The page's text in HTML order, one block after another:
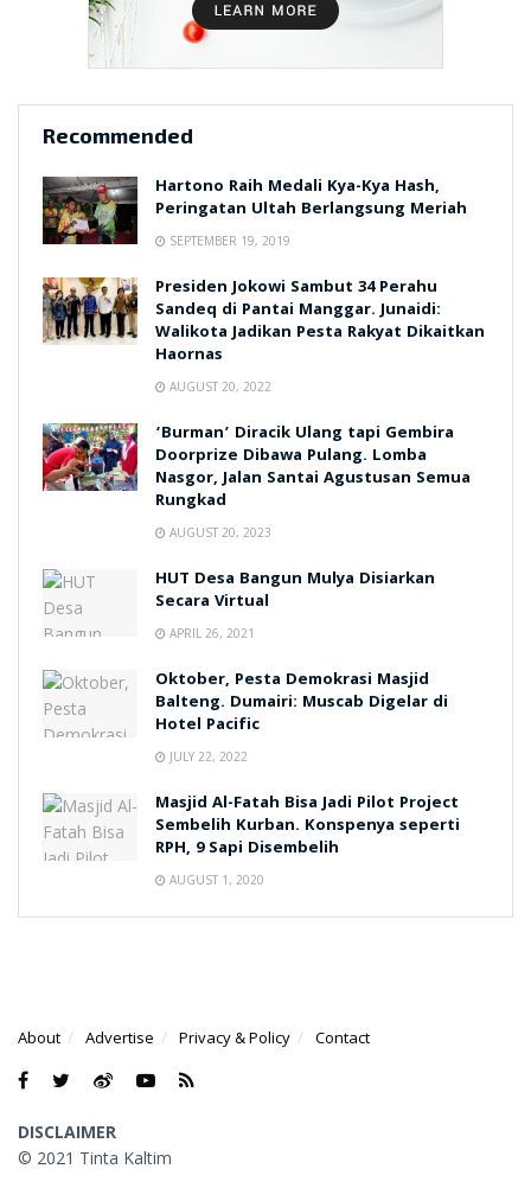
Recommended
Hartono Raih Medali Kya-Kya Hash,
Peringatan Ultah Berlangsung Meriah
SEPTEMBER 19, 2019
Presiden Jokowi Sambut 34 Perahu
Sandeq di Pantai Manggar. Junaidi:
Walikota Jadikan Pesta Rakyat Dikaitkan
Haornas
AUGUST 20, 2022
‘Burman’ Diracik Ulang tapi Gembira
Doorprize Dibawa Pulang. Lomba
Nasgor, Jalan Santai Agustusan Semua
Rungkad
AUGUST 20, 2023
HUT Desa Bangun Mulya Disiarkan
Secara Virtual
APRIL 26, 2021
Oktober, Pesta Demokrasi Masjid
Balteng. Dumairi: Muscab Digelar di
Hotel Pacific
JULY 22, 2022
Masjid Al-Fatah Bisa Jadi Pilot Project
Sembelih Kurban. Konspenya seperti
RPH, 9 Sapi Disembelih
AUGUST 1, 2020
About Advertise Privacy & Policy Contact
DISCLAIMER
© 2021 Tinta Kaltim